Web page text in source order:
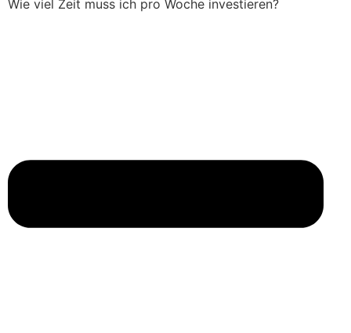
Wie viel Zeit muss ich pro Woche investieren?